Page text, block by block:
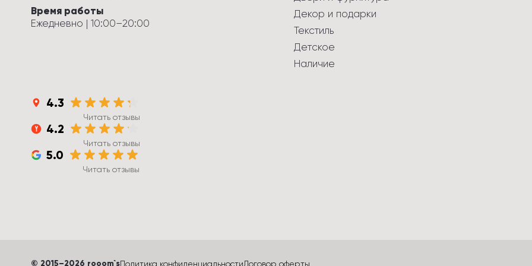
Время работы
Ежедневно | 10:00–20:00
4.3
Читать отзывы
4.2
Читать отзывы
5.0
Читать отзывы
Декор и подарки
Текстиль
Детское
Наличие
© 2015–2026 rooom`sПолитика конфиденциальностиДоговор оферты